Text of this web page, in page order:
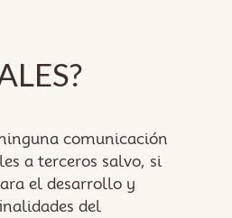
comunicación
a terceros salvo, si
el desarrollo y
del